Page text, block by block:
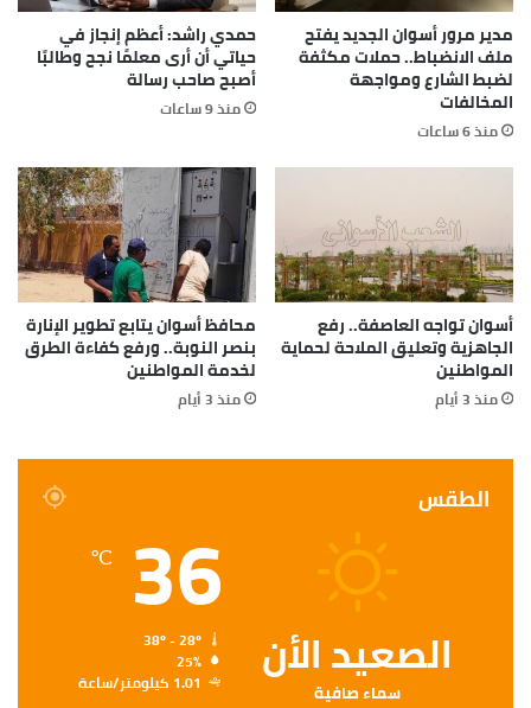
مدير مرور أسوان الجديد يفتح
ملف الانضباط.. حملات مكثفة
لضبط الشارع ومواجهة
المخالفات
منذ 6 ساعات
حمدي راشد: أعظم إنجاز في
حياتي أن أرى معلمًا نجح وطالبًا
أصبح صاحب رسالة
منذ 9 ساعات
أسوان تواجه العاصفة.. رفع
الجاهزية وتعليق الملاحة لحماية
المواطنين
منذ 3 أيام
محافظ أسوان يتابع تطوير الإنارة
بنصر النوبة.. ورفع كفاءة الطرق
لخدمة المواطنين
منذ 3 أيام
الطقس
الصعيد الأن
سماء صافية
36
℃
25%
1.01 كيلومتر/ساعة